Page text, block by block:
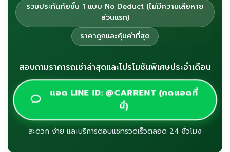
รวมประกันภัยชั้น 1 แบบ No Deduct (ไม่มีความเสียหาย
ส่วนแรก)
ราคาถูกและคุ้มค่าที่สุด
สอบถามราคารถเช่าล่าสุดและโปรโมชันพิเศษประจำเดือน
แอด LINE ID: @CARRENT (กดแอดที่
นี่)
สะดวก ง่าย และบริการตอบแชทรวดเร็วตลอด 24 ชั่วโมง